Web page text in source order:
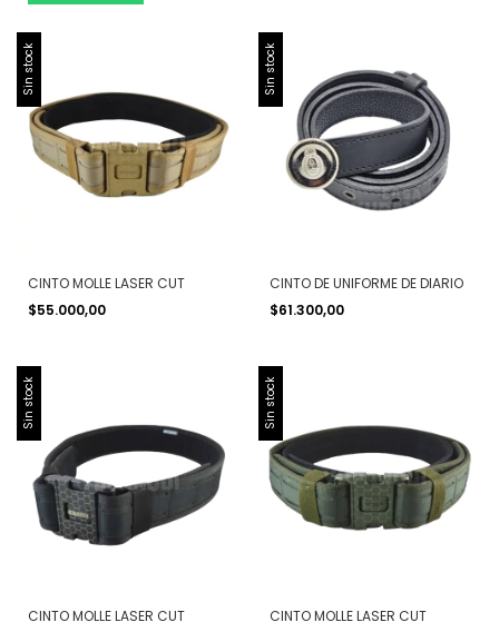
Sin stock
CINTO MOLLE LASER CUT
$55.000,00
Sin stock
CINTO DE UNIFORME DE DIARIO
$61.300,00
Sin stock
CINTO MOLLE LASER CUT
Sin stock
CINTO MOLLE LASER CUT